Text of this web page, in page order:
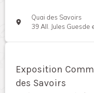
Quai des Savoirs
39 All. Jules Guesde
Exposition
des Savoirs